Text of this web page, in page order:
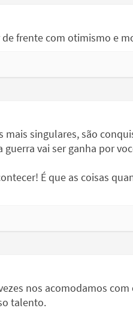
frente com otimismo e
mais singulares, são
vai ser ganha por
É que as coisas
nos acomodamos
talento.